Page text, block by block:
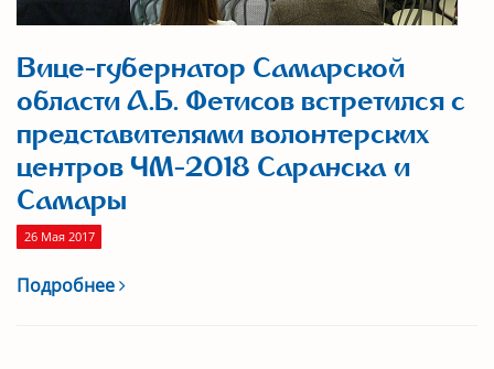
Вице-губернатор Самарской
области А.Б. Фетисов встретился с
представителями волонтерских
центров ЧМ-2018 Саранска и
Самары
26 Мая 2017
Подробнее